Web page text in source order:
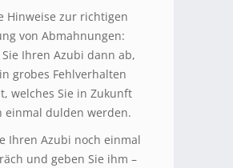
Hinweise zur richtigen
von Abmahnungen:
Ihren Azubi dann ab,
grobes Fehlverhalten
welches Sie in Zukunft
einmal dulden werden.
Ihren Azubi noch einmal
und geben Sie ihm –